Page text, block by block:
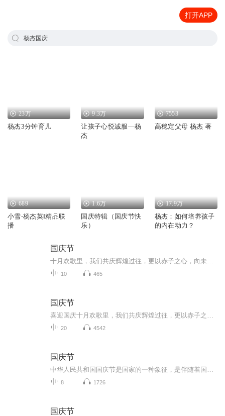
打开APP
杨杰国庆
23万
杨杰3分钟育儿
9.3万
让孩子心悦诚服—杨
杰
7553
高稳定父母 杨杰 著
689
小雪-杨杰英‖精品联
播
1.6万
国庆特辑（国庆节快
乐）
17.9万
杨杰：如何培养孩子
的内在动力？
国庆节
10 465
国庆节
20 4542
国庆节
8 1726
国庆节